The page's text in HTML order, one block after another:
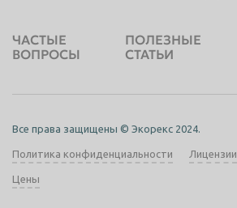
ЧАСТЫЕ
ВОПРОСЫ
ПОЛЕЗНЫЕ
СТАТЬИ
Все права защищены © Экорекс 2024.
Политика конфиденциальности Лицензии
Цены